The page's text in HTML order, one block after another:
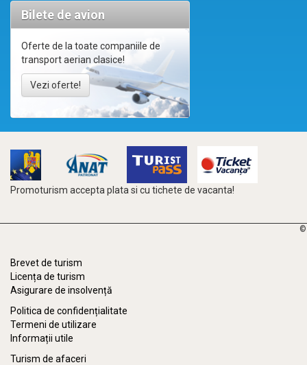
Bilete de avion
Oferte de la toate companiile de
transport aerian clasice!
Vezi oferte!
Promoturism accepta plata si cu tichete de vacanta!
©
Brevet de turism
Licența de turism
Asigurare de insolvență
Politica de confidențialitate
Termeni de utilizare
Informații utile
Turism de afaceri